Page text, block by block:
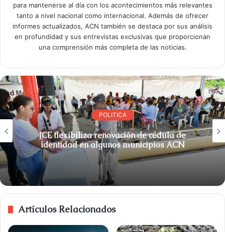
para mantenerse al día con los acontecimientos más relevantes
tanto a nivel nacional como internacional. Además de ofrecer
informes actualizados, ACN también se destaca por sus análisis
en profundidad y sus entrevistas exclusivas que proporcionan
una comprensión más completa de las noticias.
POLITICA
JCE flexibiliza renovación de cédula de
identidad en algunos municipios ACN
Artículos Relacionados